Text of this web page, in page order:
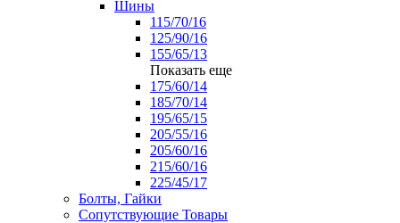
Шины
115/70/16
125/90/16
155/65/13
Показать еще
175/60/14
185/70/14
195/65/15
205/55/16
205/60/16
215/60/16
225/45/17
Болты, Гайки
Сопутствующие Товары